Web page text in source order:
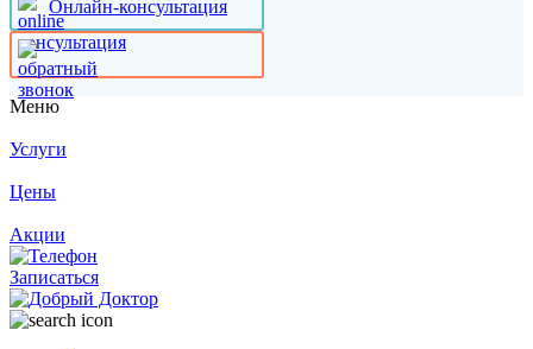
Онлайн-консультация
Меню
Услуги
Цены
Акции
Записаться